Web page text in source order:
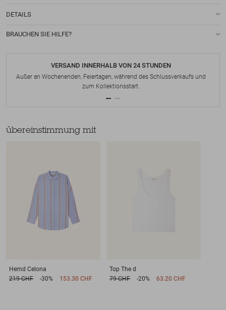
DETAILS
BRAUCHEN SIE HILFE?
VERSAND INNERHALB VON 24 STUNDEN
Außer an Wochenenden, Feiertagen, während des Schlussverkaufs und
zum Kollektionsstart.
übereinstimmung mit
Hemd Celona
219 CHF
-30% 153.30 CHF
Top The d
79 CHF
-20% 63.20 CHF